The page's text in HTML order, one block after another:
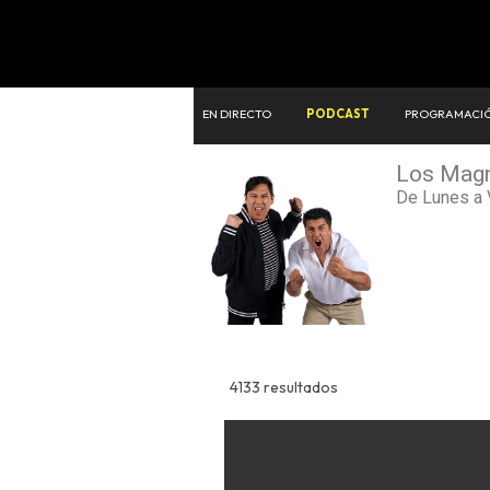
EN DIRECTO PODCAST
Los
De Lunes a
4133 resultados